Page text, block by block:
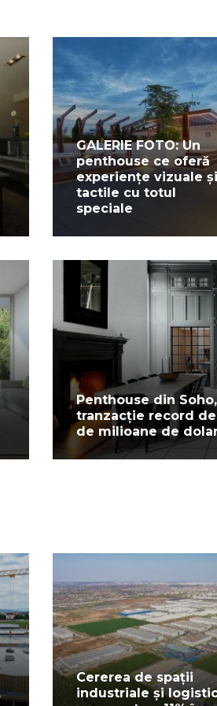
GALERIE FOTO: Un
penthouse ce oferă
experiențe vizuale și
tactile cu totul
speciale
Penthouse din Soho,
tranzacție record de
de milioane de
Cererea de spații
industriale și